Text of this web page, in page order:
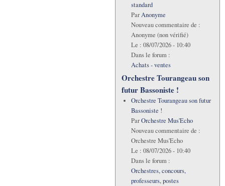
standard
ParAnonyme
Nouveau commentaire de :
Anonyme (non vérifié)
Le : 08/07/2026 - 10:40
Dans le forum :
Achats - ventes
Orchestre Tourangeau son
futur Bassoniste !
Orchestre Tourangeau son futur
Bassoniste !
ParOrchestre Mus'Echo
Nouveau commentaire de :
Orchestre Mus'Echo
Le : 08/07/2026 - 10:40
Dans le forum :
Orchestres, concours,
professeurs, postes